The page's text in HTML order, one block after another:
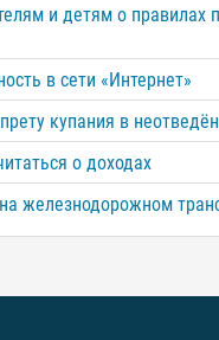
и детям о правилах
в сети «Интернет»
купания в
о доходах
железнодорожном